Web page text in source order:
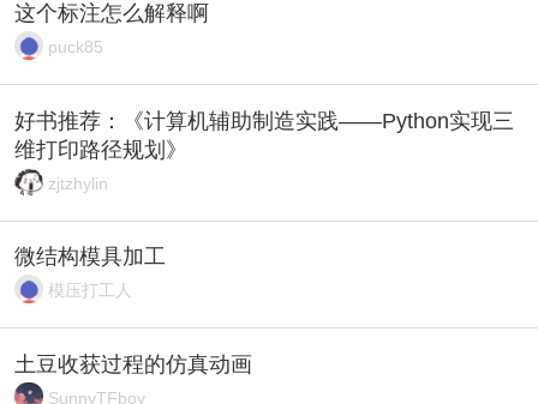
这个标注怎么解释啊
puck85
好书推荐：《计算机辅助制造实践——Python实现三
维打印路径规划》
zjtzhylin
微结构模具加工
模压打工人
土豆收获过程的仿真动画
SunnyTFboy